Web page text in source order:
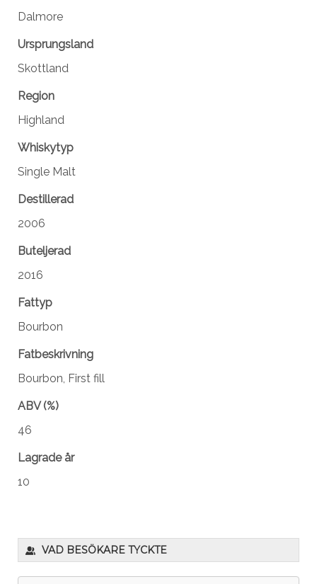
Dalmore
Ursprungsland
Skottland
Region
Highland
Whiskytyp
Single Malt
Destillerad
2006
Buteljerad
2016
Fattyp
Bourbon
Fatbeskrivning
Bourbon, First fill
ABV (%)
46
Lagrade år
10
VAD BESÖKARE TYCKTE